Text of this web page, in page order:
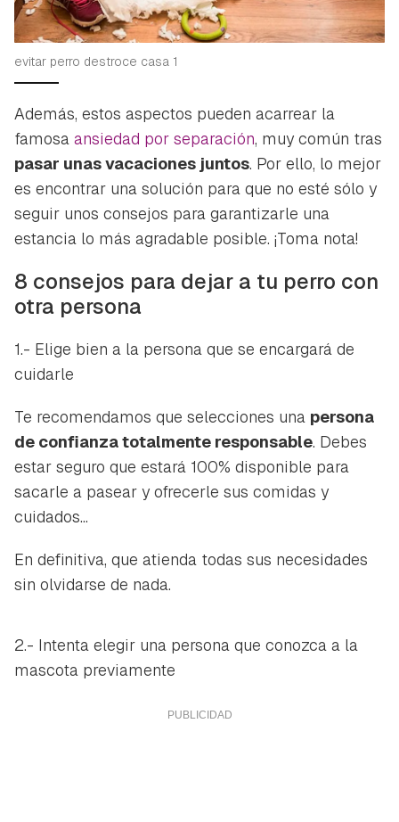
evitar perro destroce casa 1
Además, estos aspectos pueden acarrear la
famosa ansiedad por separación, muy común tras
pasar unas vacaciones juntos. Por ello, lo mejor
es encontrar una solución para que no esté sólo y
seguir unos consejos para garantizarle una
estancia lo más agradable posible. ¡Toma nota!
8 consejos para dejar a tu perro con
otra persona
1.- Elige bien a la persona que se encargará de
cuidarle
Te recomendamos que selecciones una persona
de confianza totalmente responsable. Debes
estar seguro que estará 100% disponible para
sacarle a pasear y ofrecerle sus comidas y
cuidados...
En definitiva, que atienda todas sus necesidades
sin olvidarse de nada.
2.- Intenta elegir una persona que conozca a la
mascota previamente